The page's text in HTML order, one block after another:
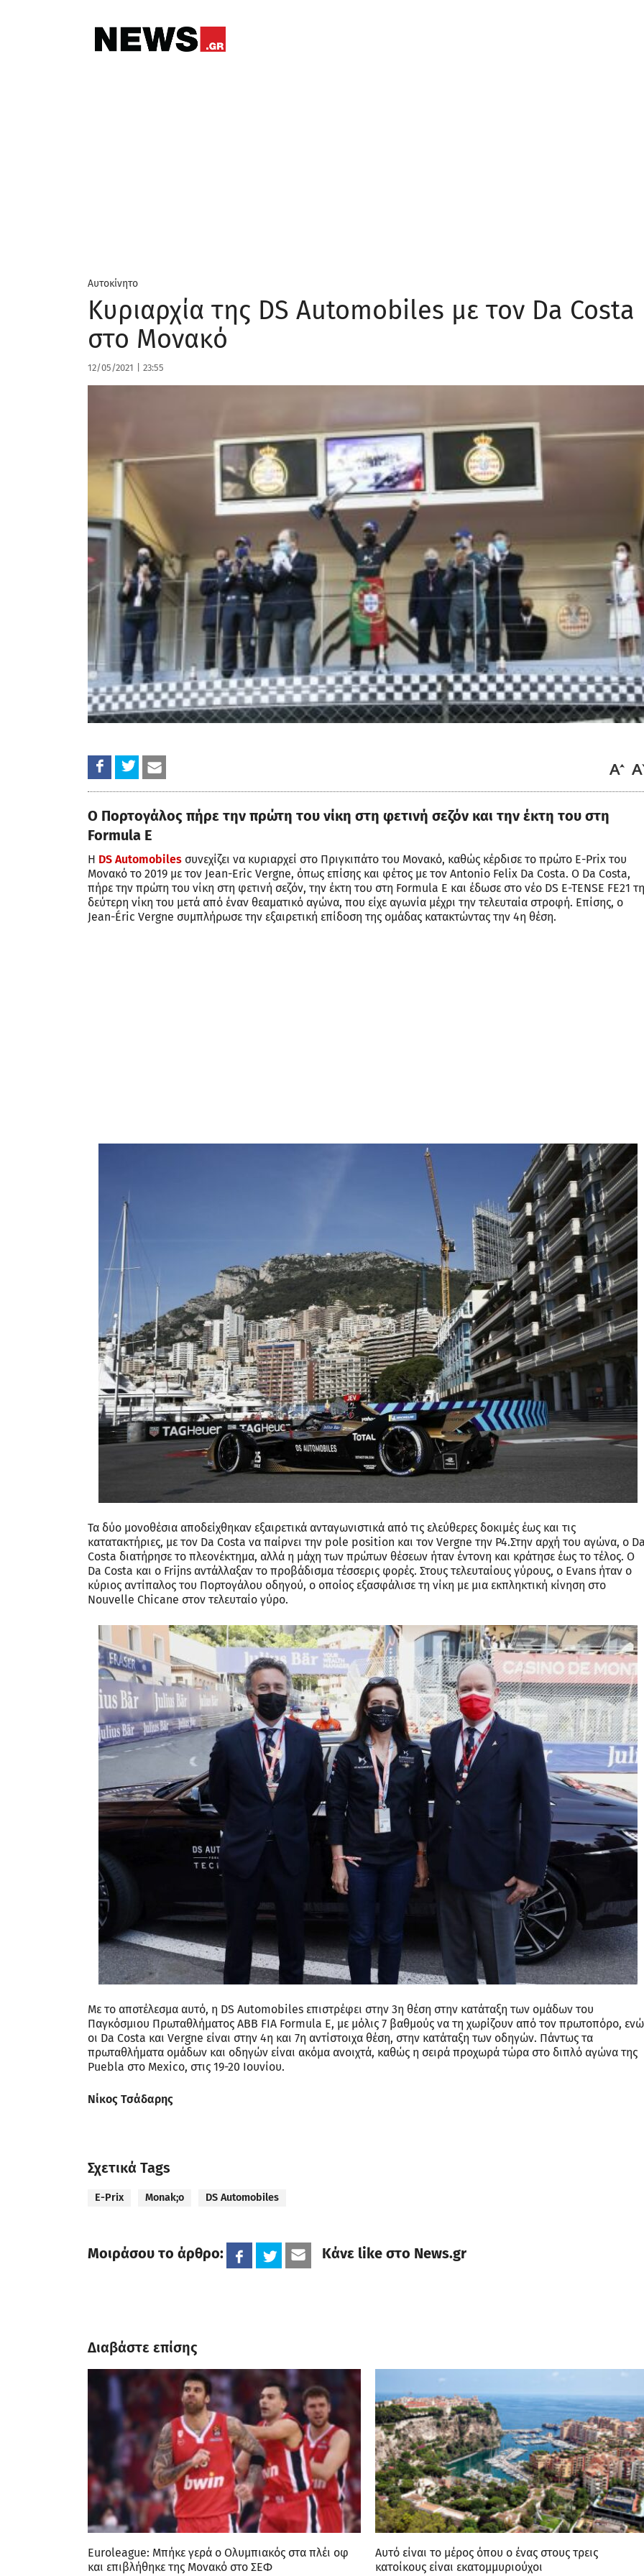
Αυτοκίνητο
Κυριαρχία της DS Automobiles με τον Da Costa
στο Μονακό
12/05/2021 23:55
Ο Πορτογάλος πήρε την πρώτη του νίκη στη φετινή σεζόν και την έκτη του στη
Formula E
Η DS Automobiles συνεχίζει να κυριαρχεί στο Πριγκιπάτο του Μονακό, καθώς κέρδισε το πρώτο E-Prix του
Μονακό το 2019 με τον Jean-Eric Vergne, όπως επίσης και φέτος με τον Αntonio Felix Da Costa. Ο Da Costa,
πήρε την πρώτη του νίκη στη φετινή σεζόν, την έκτη του στη Formula E και έδωσε στο νέο DS E-TENSE FE21 τη
δεύτερη νίκη του μετά από έναν θεαματικό αγώνα, που είχε αγωνία μέχρι την τελευταία στροφή. Επίσης, ο
Jean-Éric Vergne συμπλήρωσε την εξαιρετική επίδοση της ομάδας κατακτώντας την 4η θέση.
Τα δύο μονοθέσια αποδείχθηκαν εξαιρετικά ανταγωνιστικά από τις ελεύθερες δοκιμές έως και τις
κατατακτήριες, με τον Da Costa να παίρνει την pole position και τον Vergne την P4.Στην αρχή του αγώνα, o
Costa διατήρησε το πλεονέκτημα, αλλά η μάχη των πρώτων θέσεων ήταν έντονη και κράτησε έως το τέλος. Ο
Da Costa και ο Frijns αντάλλαξαν το προβάδισμα τέσσερις φορές. Στους τελευταίους γύρους, ο Evans ήταν ο
κύριος αντίπαλος του Πορτογάλου οδηγού, ο οποίος εξασφάλισε τη νίκη με μια εκπληκτική κίνηση στο
Nouvelle Chicane στον τελευταίο γύρο.
Με το αποτέλεσμα αυτό, η DS Automobiles επιστρέφει στην 3η θέση στην κατάταξη των ομάδων του
Παγκόσμιου Πρωταθλήματος ABB FIA Formula E, με μόλις 7 βαθμούς να τη χωρίζουν από τον πρωτοπόρο, ενώ
οι Da Costa και Vergne είναι στην 4η και 7η αντίστοιχα θέση, στην κατάταξη των οδηγών. Πάντως τα
πρωταθλήματα ομάδων και οδηγών είναι ακόμα ανοιχτά, καθώς η σειρά προχωρά τώρα στο διπλό αγώνα της
Puebla στο Mexico, στις 19-20 Ιουνίου.
Νίκος Τσάδαρης
Σχετικά Tags
E-Prix Monak;o DS Automobiles
Μοιράσου το άρθρο: Κάνε like στο News.gr
Διαβάστε επίσης
Euroleague: Μπήκε γερά ο Ολυμπιακός στα πλέι οφ
και επιβλήθηκε της Μονακό στο ΣΕΦ
Αυτό είναι το μέρος όπου ο ένας στους τρεις
κατοίκους είναι εκατομμυριούχοι